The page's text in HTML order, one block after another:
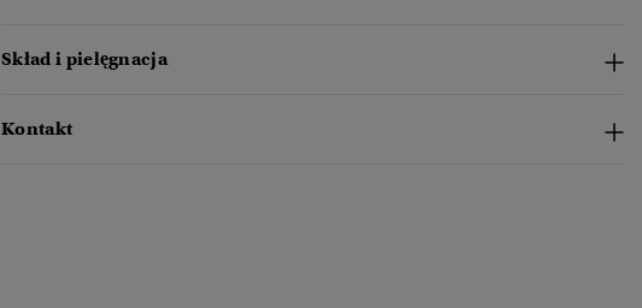
Skład i pielęgnacja
Kontakt